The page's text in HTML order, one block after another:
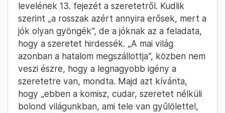
levelének 13. fejezét a szeretetről. Kudlik
szerint „a rosszak azért annyira erősek, mert a
jók olyan gyöngék”, de a jóknak az a feladata,
hogy a szeretet hirdessék. „A mai világ
azonban a hatalom megszállottja”, közben nem
veszi észre, hogy a legnagyobb igény a
szeretetre van, mondta. Majd azt kívánta,
hogy „ebben a komisz, cudar, szeretet nélküli
bolond világunkban, ami tele van gyűlölettel,